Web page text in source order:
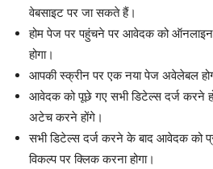
वेबसाइट पर जा सकते हैं।
होम पेज पर पहुंचने पर आवेदक को
होगा।
आपकी स्क्रीन पर एक नया पेज अवेलेबल
आवेदक को पूछे गए सभी डिटेल्स दर्ज करने
अटेच करने होंगे।
सभी डिटेल्स दर्ज करने के बाद आवेदक को
विकल्प पर क्लिक करना होगा।